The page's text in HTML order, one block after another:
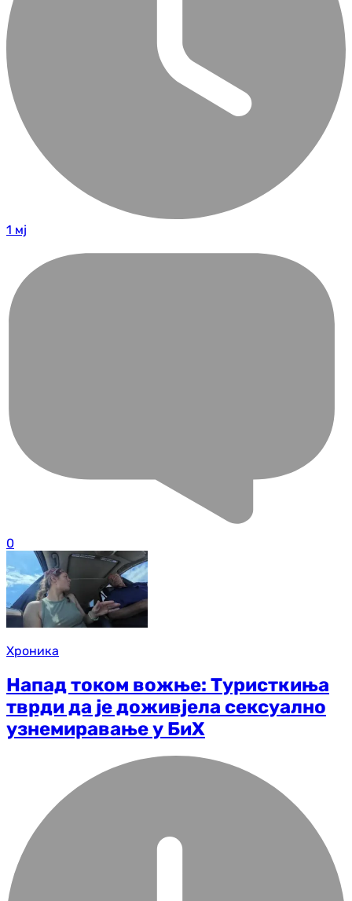
1 мј
0
Хроника
Напад током вожње: Туристкиња
тврди да је доживјела сексуално
узнемиравање у БиХ